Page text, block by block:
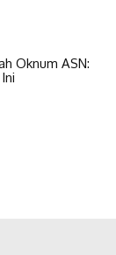
Oknum ASN: